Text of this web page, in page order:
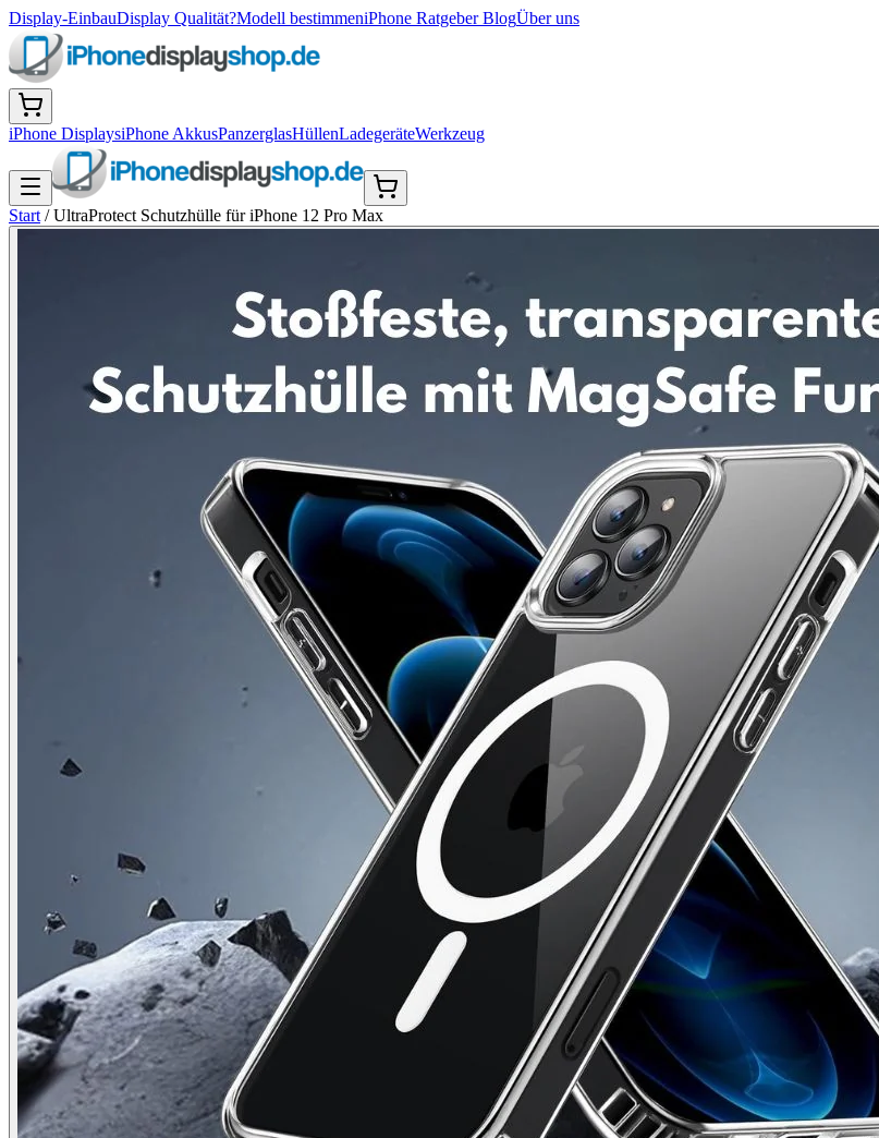
Display-EinbauDisplay Qualität?Modell bestimmeniPhone Ratgeber BlogÜber uns
iPhone DisplaysiPhone AkkusPanzerglasHüllenLadegeräteWerkzeug
Start /UltraProtect Schutzhülle für iPhone 12 Pro Max